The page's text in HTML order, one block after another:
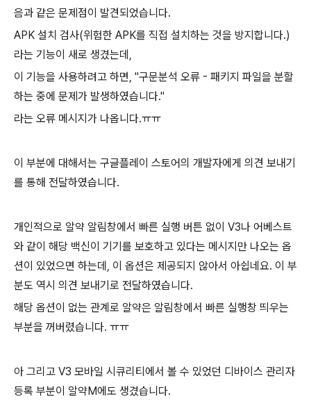
음과 같은 문제점이 발견되었습니다.
APK 설치 검사(위험한 APK를 직접 설치하는 것을 방지합니다.)
라는 기능이 새로 생겼는데,
이 기능을 사용하려고 하면, "구문분석 오류 - 패키지 파일을 분할
하는 중에 문제가 발생하였습니다."
라는 오류 메시지가 나옵니다.ㅠㅠ
이 부분에 대해서는 구글플레이 스토어의 개발자에게 의견 보내기
를 통해 전달하였습니다.
개인적으로 알약 알림창에서 빠른 실행 버튼 없이 V3나 어베스트
와 같이 해당 백신이 기기를 보호하고 있다는 메시지만 나오는 옵
션이 있었으면 하는데, 이 옵션은 제공되지 않아서 아쉽네요. 이 부
분도 역시 의견 보내기로 전달하였습니다.
해당 옵션이 없는 관계로 알약은 알림창에서 빠른 실행창 띄우는
부분을 꺼버렸습니다. ㅠㅠ
아 그리고 V3 모바일 시큐리티에서 볼 수 있었던 디바이스 관리자
등록 부분이 알약M에도 생겼습니다.